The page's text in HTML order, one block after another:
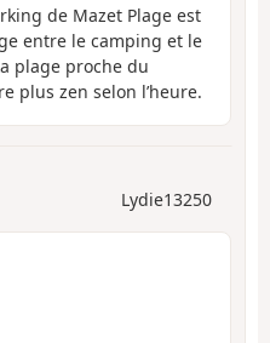
de Mazet Plage est
entre le camping et le
plage proche du
plus zen selon l’heure.
Lydie13250